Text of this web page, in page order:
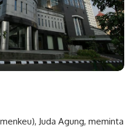
Juda Agung, meminta